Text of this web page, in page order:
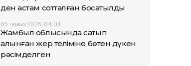
ден астам сотталған босатылды
05 тамыз 2026, 04:34
Жамбыл облысында сатып
алынған жер теліміне бөтен дүкен
рәсімделген